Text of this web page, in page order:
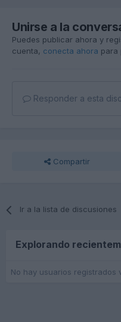
Unirse a la
Puedes publicar ahora y
cuenta, conecta ahora para
Responder a esta
Compartir
Ir a la lista de discusiones
Explorando
No hay usuarios registrados